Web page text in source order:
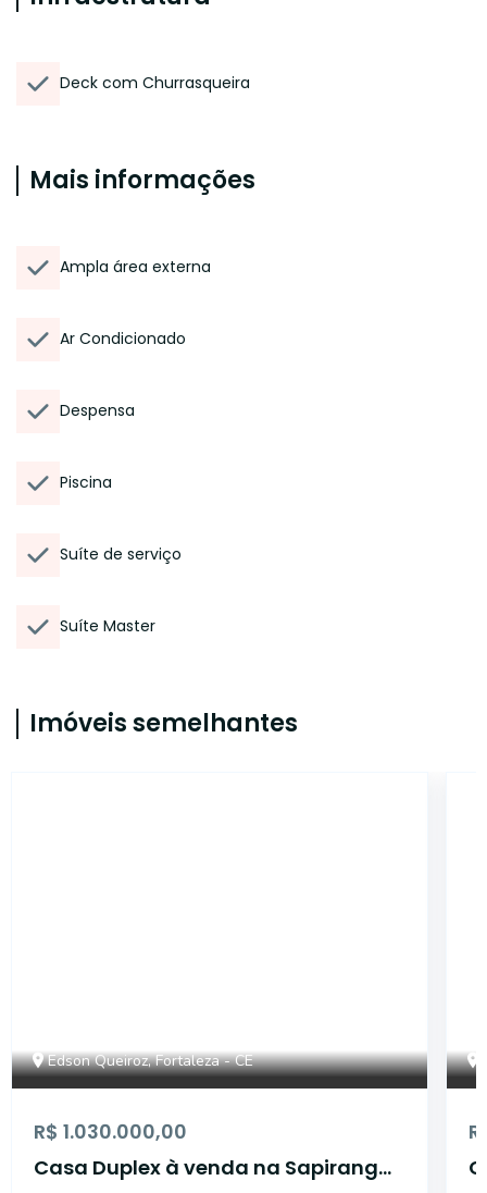
Deck com Churrasqueira
Mais informações
Ampla área externa
Ar Condicionado
Despensa
Piscina
Suíte de serviço
Suíte Master
Imóveis semelhantes
Edson Queiroz, Fortaleza - CE
R$ 1.030.000,00
Casa Duplex à venda na Sapiranga |